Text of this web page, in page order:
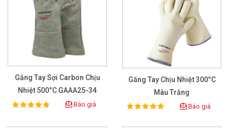
Găng Tay Sợi Carbon Chịu
Nhiệt 500°C GAAA25-34
Rating:
100% Báo giá
Găng Tay Chịu Nhiệt 300°C
Màu Trắng
Rating:
100% Báo giá